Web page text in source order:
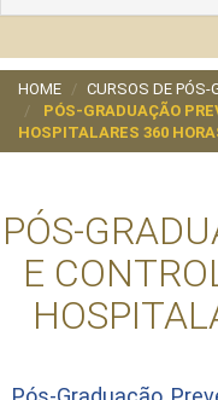
HOME CURSOS DE PÓS-
PÓS-GRADUAÇÃO
HOSPITALARES 360
PÓS-
E